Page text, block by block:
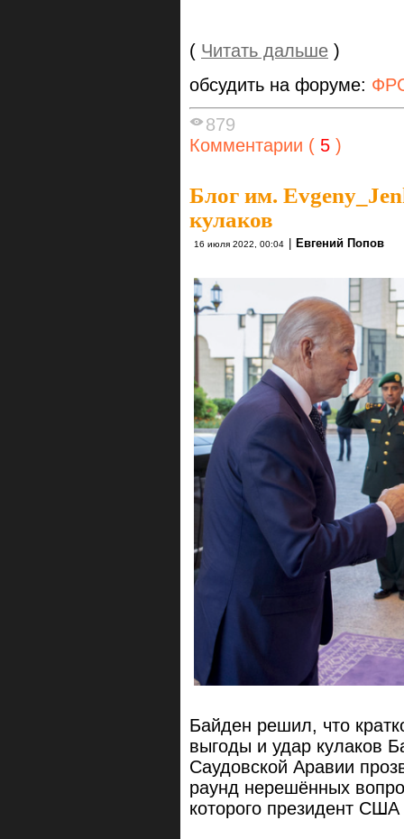
( Читать дальше )
обсудить на форуме:
879
Комментарии ( 5 )
Блог им.
кулаков
16 июля 2022, 00:04 Евгений Попов
Байден решил, что
выгоды и удар кулаков
Саудовской Аравии
раунд нерешённых
которого президент